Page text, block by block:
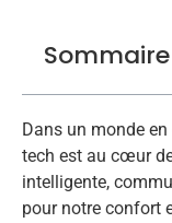
Sommaire
Dans un monde
tech est au cœur
intelligente,
pour notre confort